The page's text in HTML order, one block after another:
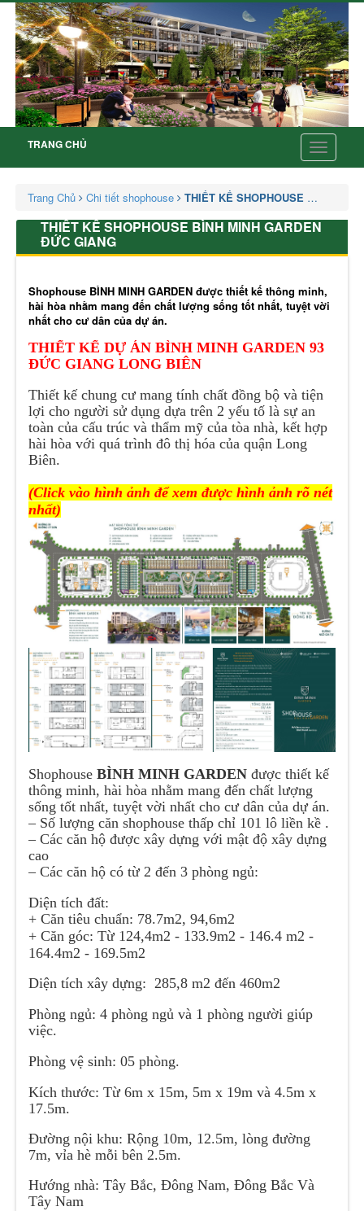
Toggle
TRANG CHỦ
Trang Chủ Chi tiết shophouse THIẾT KẾ SHOPHOUSE BÌNH
THIẾT KẾ SHOPHOUSE BÌNH MINH GARDEN
ĐỨC GIANG
Shophouse BÌNH MINH GARDEN được thiết kế thông minh,
hài hòa nhằm mang đến chất lượng sống tốt nhất, tuyệt vời
nhất cho cư dân của dự án.
THIẾT KẾ DỰ ÁN BÌNH MINH GARDEN 93
ĐỨC GIANG LONG BIÊN
Thiết kế chung cư mang tính chất đồng bộ và tiện
lợi cho người sử dụng dựa trên 2 yếu tố là sự an
toàn của cấu trúc và thẩm mỹ của tòa nhà, kết hợp
hài hòa với quá trình đô thị hóa của quận Long
Biên.
(Click vào hình ảnh để xem được hình ảnh rõ nét
nhất)
ShophouseBÌNH MINH GARDEN được thiết kế
thông minh, hài hòa nhằm mang đến chất lượng
sống tốt nhất, tuyệt vời nhất cho cư dân của dự án.
– Số lượng căn shophouse thấp chỉ 101 lô liền kề .
– Các căn hộ được xây dựng với mật độ xây dựng
cao
– Các căn hộ có từ 2 đến 3 phòng ngủ:
Diện tích đất:
+ Căn tiêu chuẩn: 78.7m2, 94,6m2
+ Căn góc: Từ 124,4m2 - 133.9m2 - 146.4 m2 -
164.4m2 - 169.5m2
Diện tích xây dựng: 285,8 m2 đến 460m2
Phòng ngủ: 4 phòng ngủ và 1 phòng người giúp
việc.
Phòng vệ sinh: 05 phòng.
Kích thước:Từ 6m x 15m, 5m x 19m và 4.5m x
17.5m.
Đường nội khu:Rộng 10m, 12.5m, lòng đường
7m, vỉa hè mỗi bên 2.5m.
Hướng nhà: Tây Bắc, Đông Nam, Đông Bắc Và
Tây Nam